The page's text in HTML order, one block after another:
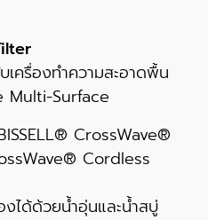
ครื่องทำความสะอาดพื้น
Multi-Surface
CrossWave®
Cordless
ได้ด้วยน้ำอุ่นและน้ำสบู่